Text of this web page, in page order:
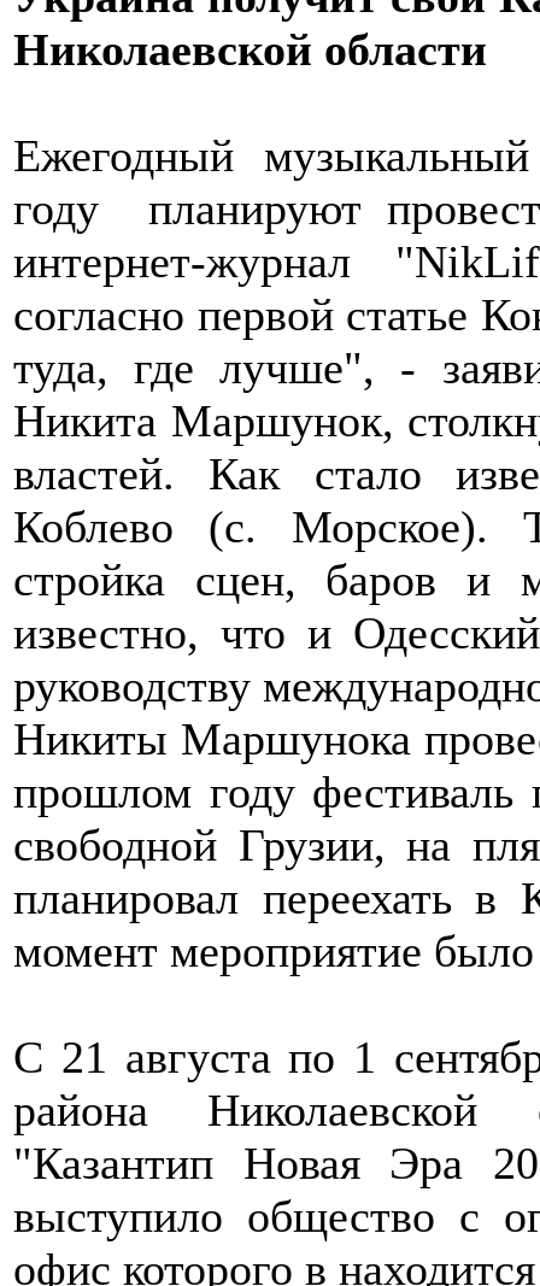
Николаевской области
Ежегодный
году планируют
интернет-журнал
согласно первой статье
туда, где лучше", -
Никита Маршунок,
властей. Как стало
Коблево (с. Морское).
стройка сцен, баров и
известно, что и
руководству
Никиты Маршунока
прошлом году
свободной Грузии, на
планировал переехать
момент мероприятие
С 21 августа по 1
района Николаевской
"Казантип Новая Эра
выступило общество с
офис которого в